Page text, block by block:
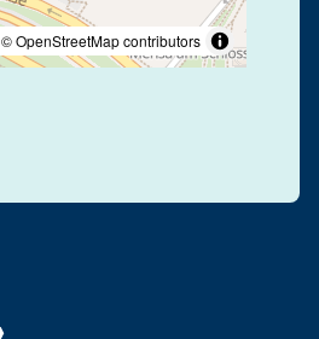
© OpenStreetMap contributors